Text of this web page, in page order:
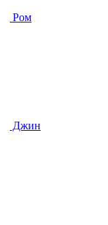
Ром
Джин